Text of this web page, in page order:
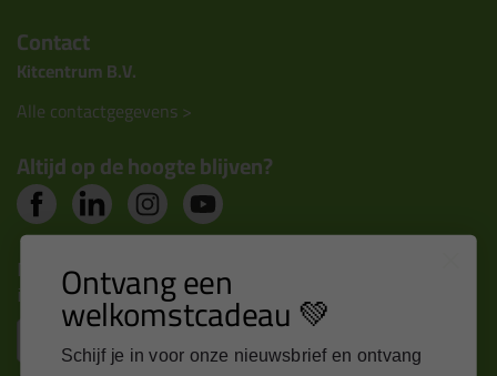
Contact
Kitcentrum B.V.
Alle contactgegevens >
Altijd op de hoogte blijven?
Nieuws, tips en exclusieve deals rechtstreeks in je
inbox Ontvang een
welkomstcadeau 💚
Schijf je in voor onze nieuwsbrief en ontvang